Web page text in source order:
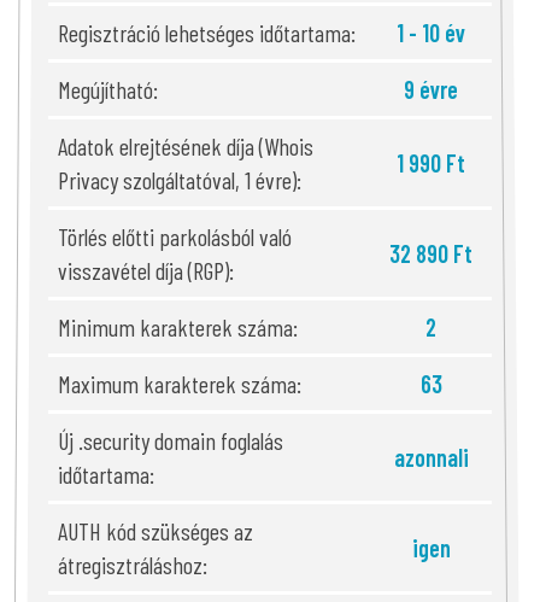
Regisztráció lehetséges időtartama:
1 - 10 év
Megújítható:
9 évre
Adatok elrejtésének díja (Whois
Privacy szolgáltatóval, 1 évre):
1 990 Ft
Törlés előtti parkolásból való
visszavétel díja (RGP):
32 890 Ft
Minimum karakterek száma:
2
Maximum karakterek száma:
63
Új .security domain foglalás
időtartama:
azonnali
AUTH kód szükséges az
átregisztráláshoz:
igen